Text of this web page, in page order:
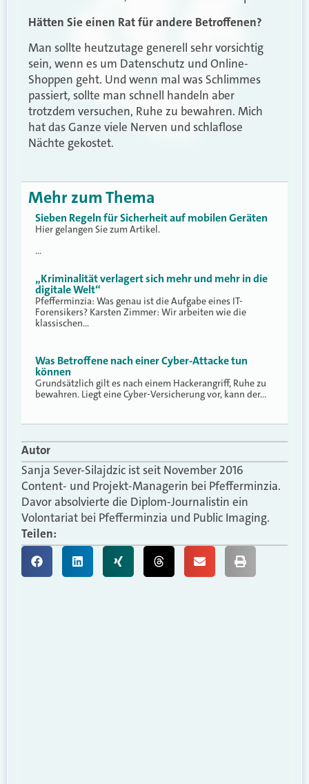
Hätten Sie einen Rat für andere Betroffenen?
Man sollte heutzutage generell sehr vorsichtig
sein, wenn es um Datenschutz und Online-
Shoppen geht. Und wenn mal was Schlimmes
passiert, sollte man schnell handeln aber
trotzdem versuchen, Ruhe zu bewahren. Mich
hat das Ganze viele Nerven und schlaflose
Nächte gekostet.
Mehr zum Thema
Sieben Regeln für Sicherheit auf mobilen Geräten
Hier gelangen Sie zum Artikel.
…
„Kriminalität verlagert sich mehr und mehr in die
digitale Welt“
Pfefferminzia: Was genau ist die Aufgabe eines IT-
Forensikers? Karsten Zimmer: Wir arbeiten wie die
klassischen…
Was Betroffene nach einer Cyber-Attacke tun
können
Grundsätzlich gilt es nach einem Hackerangriff, Ruhe zu
bewahren. Liegt eine Cyber-Versicherung vor, kann der…
Autor
Sanja Sever-Silajdzic ist seit November 2016
Content- und Projekt-Managerin bei Pfefferminzia.
Davor absolvierte die Diplom-Journalistin ein
Volontariat bei Pfefferminzia und Public Imaging.
Teilen: